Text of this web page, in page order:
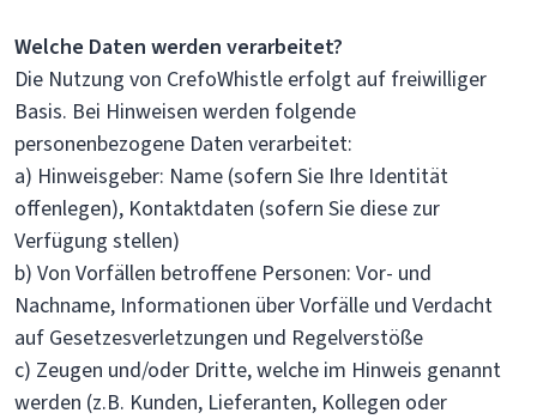
Welche Daten werden verarbeitet?
Die Nutzung von CrefoWhistle erfolgt auf freiwilliger
Basis. Bei Hinweisen werden folgende
personenbezogene Daten verarbeitet:
a) Hinweisgeber: Name (sofern Sie Ihre Identität
offenlegen), Kontaktdaten (sofern Sie diese zur
Verfügung stellen)
b) Von Vorfällen betroffene Personen: Vor- und
Nachname, Informationen über Vorfälle und Verdacht
auf Gesetzesverletzungen und Regelverstöße
c) Zeugen und/oder Dritte, welche im Hinweis genannt
werden (z.B. Kunden, Lieferanten, Kollegen oder